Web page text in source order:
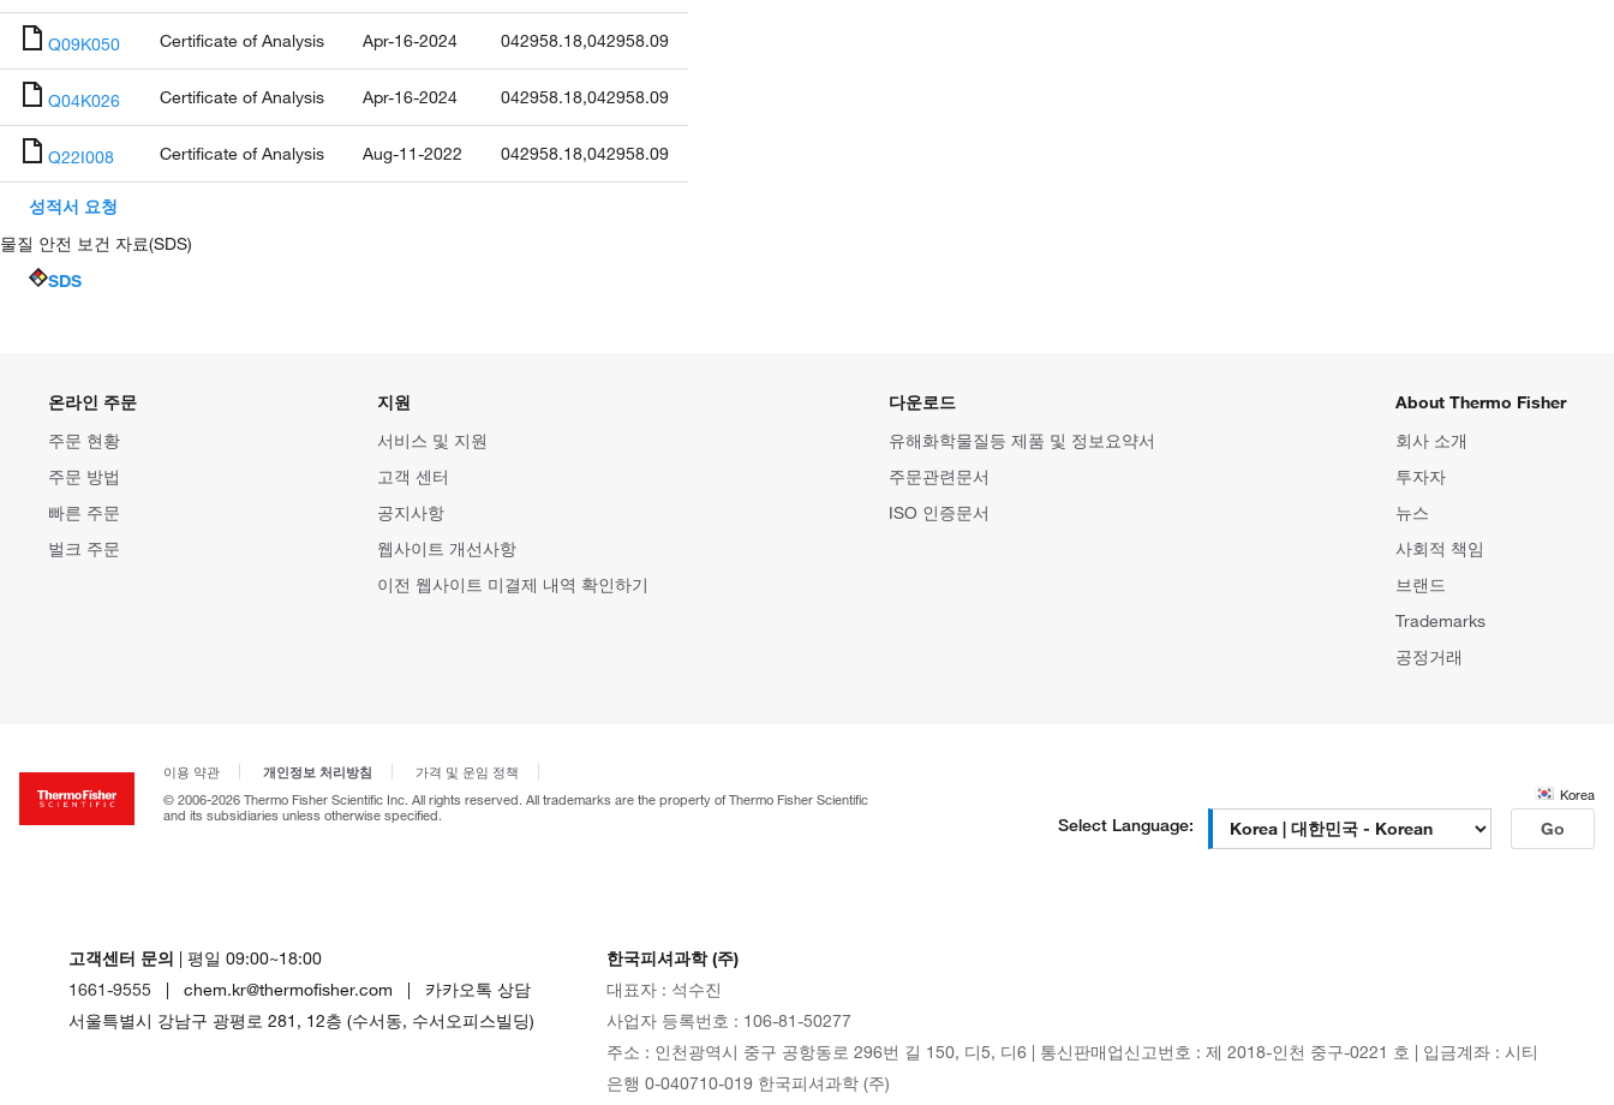
Q09K050 Certificate of Analysis Apr-16-2024 042958.18,042958.09
Q04K026 Certificate of Analysis Apr-16-2024 042958.18,042958.09
Q22I008 Certificate of Analysis Aug-11-2022 042958.18,042958.09
성적서 요청
물질 안전 보건 자료(SDS)
SDS
온라인 주문
주문 현황
주문 방법
빠른 주문
벌크 주문
지원
서비스 및 지원
고객 센터
공지사항
웹사이트 개선사항
이전 웹사이트 미결제 내역 확인하기
다운로드
유해화학물질등 제품 및 정보요약서
주문관련문서
ISO 인증문서
About Thermo Fisher
회사 소개
투자자
뉴스
사회적 책임
브랜드
Trademarks
공정거래
이용 약관 개인정보 처리방침
가격 및 운임 정책
© 2006-2026 Thermo Fisher Scientific Inc. All rights reserved. All trademarks are the property of Thermo Fisher Scientific
and its subsidiaries unless otherwise specified.
Korea
Select Language: Go
고객센터 문의 | 평일 09:00~18:00
1661-9555 | chem.kr@thermofisher.com | 카카오톡 상담
서울특별시 강남구 광평로 281, 12층 (수서동, 수서오피스빌딩)
한국피셔과학 (주)
대표자 : 석수진
사업자 등록번호 : 106-81-50277
주소 : 인천광역시 중구 공항동로 296번 길 150, 디5, 디6 | 통신판매업신고번호 : 제 2018-인천 중구-0221 호 | 입금계좌 : 시티
은행 0-040710-019 한국피셔과학 (주)